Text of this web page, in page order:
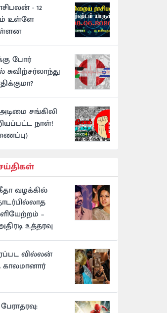
- 12
உள்ளே
போர்
சுவிற்சர்லாந்து
சங்கிலி
நாள்!
வழக்கில்
–
உத்தரவு
வில்லன்
காலமானார்